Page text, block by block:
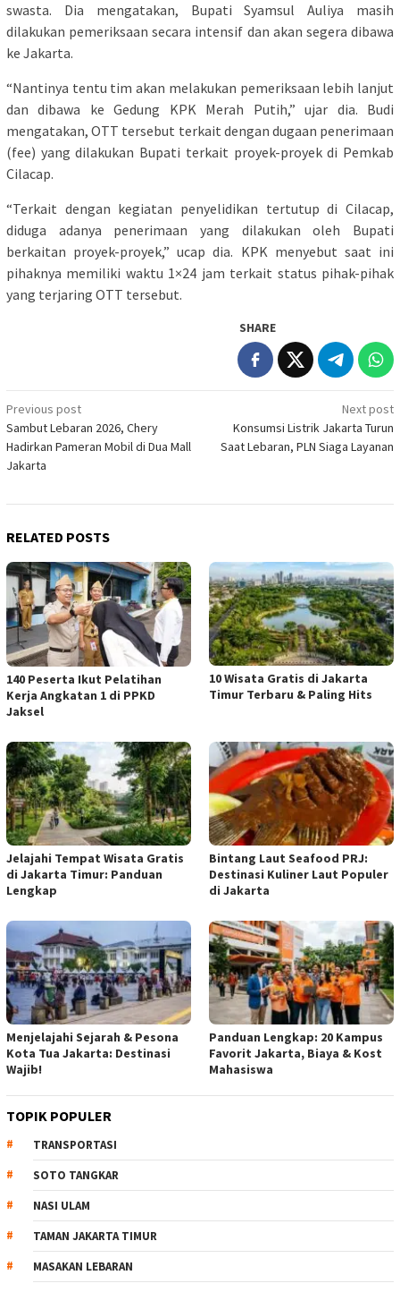
swasta. Dia mengatakan, Bupati Syamsul Auliya masih
dilakukan pemeriksaan secara intensif dan akan segera dibawa
ke Jakarta.
“Nantinya tentu tim akan melakukan pemeriksaan lebih lanjut
dan dibawa ke Gedung KPK Merah Putih,” ujar dia. Budi
mengatakan, OTT tersebut terkait dengan dugaan penerimaan
(fee) yang dilakukan Bupati terkait proyek-proyek di Pemkab
Cilacap.
“Terkait dengan kegiatan penyelidikan tertutup di Cilacap,
diduga adanya penerimaan yang dilakukan oleh Bupati
berkaitan proyek-proyek,” ucap dia. KPK menyebut saat ini
pihaknya memiliki waktu 1×24 jam terkait status pihak-pihak
yang terjaring OTT tersebut.
SHARE
Post
navigation
Previous post
Sambut Lebaran 2026, Chery
Hadirkan Pameran Mobil di Dua Mall
Jakarta
Next post
Konsumsi Listrik Jakarta Turun
Saat Lebaran, PLN Siaga Layanan
RELATED POSTS
140 Peserta Ikut Pelatihan
Kerja Angkatan 1 di PPKD
Jaksel
10 Wisata Gratis di Jakarta
Timur Terbaru & Paling Hits
Jelajahi Tempat Wisata Gratis
di Jakarta Timur: Panduan
Lengkap
Bintang Laut Seafood PRJ:
Destinasi Kuliner Laut Populer
di Jakarta
Menjelajahi Sejarah & Pesona
Kota Tua Jakarta: Destinasi
Wajib!
Panduan Lengkap: 20 Kampus
Favorit Jakarta, Biaya & Kost
Mahasiswa
TOPIK POPULER
TRANSPORTASI
SOTO TANGKAR
NASI ULAM
TAMAN JAKARTA TIMUR
MASAKAN LEBARAN